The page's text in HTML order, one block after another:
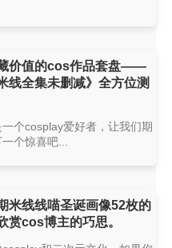
价值的cos作品套盘——
线全集未删减》全方位测
个cosplay爱好者，让我们期
个惊喜吧...
米线线喵圣诞画像52枚的
赏cos博主的巧思。